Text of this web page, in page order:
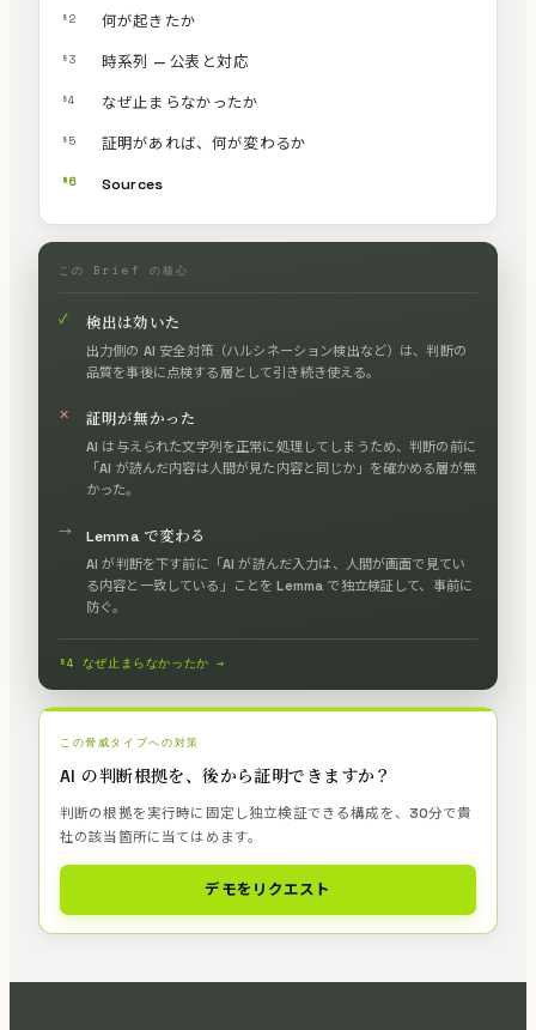
§2 何が起きたか
§3 時系列 — 公表と対応
§4 なぜ止まらなかったか
§5 証明があれば、何が変わるか
§6 Sources
この Brief の核心
✓ 検出は効いた
出力側の AI 安全対策（ハルシネーション検出など）は、判断の
品質を事後に点検する層として引き続き使える。
✕ 証明が無かった
AI は与えられた文字列を正常に処理してしまうため、判断の前に
「AI が読んだ内容は人間が見た内容と同じか」を確かめる層が無
かった。
→ Lemma で変わる
AI が判断を下す前に「AI が読んだ入力は、人間が画面で見てい
る内容と一致している」ことを Lemma で独立検証して、事前に
防ぐ。
§4 なぜ止まらなかったか →
この脅威タイプへの対策
AI の判断根拠を、後から証明できますか？
判断の根拠を実行時に固定し独立検証できる構成を、30分で貴
社の該当箇所に当てはめます。
デモをリクエスト